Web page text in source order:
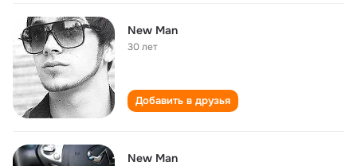
New Man
30 лет
Добавить в друзья
New Man